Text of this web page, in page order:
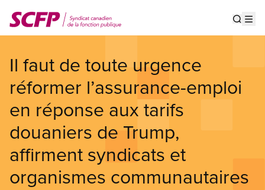
au
contenu
Il faut de toute urgence
réformer l’assurance-emploi
en réponse aux tarifs
douaniers de Trump,
affirment syndicats et
organismes communautaires